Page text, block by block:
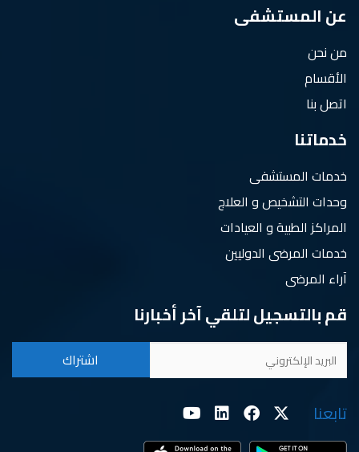
عن المستشفى
من نحن
الأقسام
اتصل بنا
خدماتنا
خدمات المستشفى
وحدات التشخيص و العلاج
المراكز الطبية و العيادات
خدمات المرضى الدوليين
آراء المرضى
قم بالتسجيل لتلقي آخر أخبارنا
تابعنا